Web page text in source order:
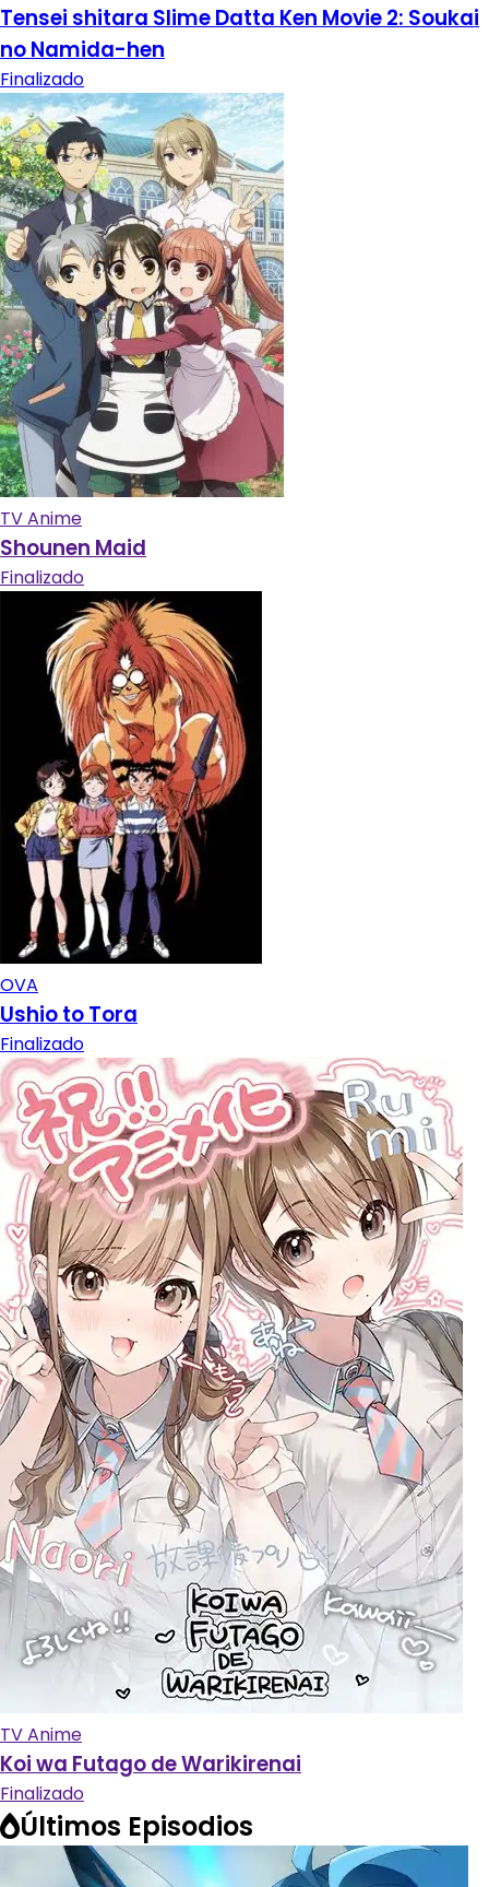
Tensei shitara Slime Datta Ken Movie 2: Soukai
no Namida-hen
Finalizado
TV Anime
Shounen Maid
Finalizado
OVA
Ushio to Tora
Finalizado
TV Anime
Koi wa Futago de Warikirenai
Finalizado
Últimos Episodios